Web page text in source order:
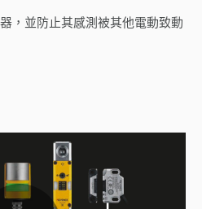
，並防止其感測被其他電動致動